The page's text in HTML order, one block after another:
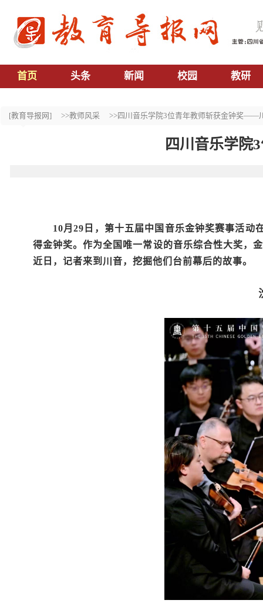
首页 头条 新闻 校园 教研
[教育导报网] >>教师风采 >>四川音乐学院3位青年教师斩获金钟奖——
四川音乐学院
10月29日，第十五届中国音乐金钟奖赛事活动
得金钟奖。作为全国唯一常设的音乐综合性大奖，
近日，记者来到川音，挖掘他们台前幕后的故事。